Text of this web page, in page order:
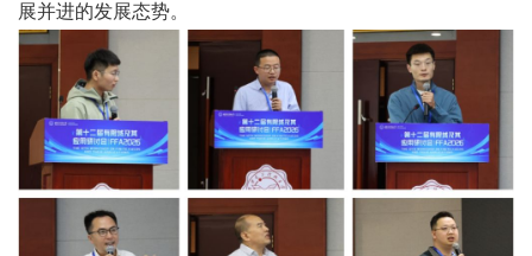
展并进的发展态势。